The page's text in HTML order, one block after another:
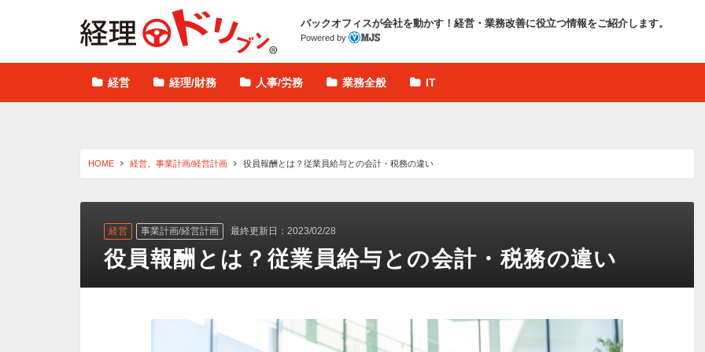
バックオフィスが会社を動かす！ 経営・業務改善に役立つ情報をご紹介します。
Powered by
経営 経理/財務 人事/労務 業務全般 IT
HOME 経営 事業計画/経営計画 役員報酬とは？従業員給与との会計・税務の違い
経営 事業計画/経営計画 最終更新日：2023/02/28
役員報酬とは？従業員給与との会計・税務の違い